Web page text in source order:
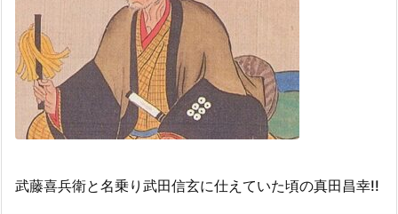
武藤喜兵衛と名乗り武田信玄に仕えていた頃の真田昌幸!!